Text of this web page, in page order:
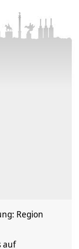
Region
auf